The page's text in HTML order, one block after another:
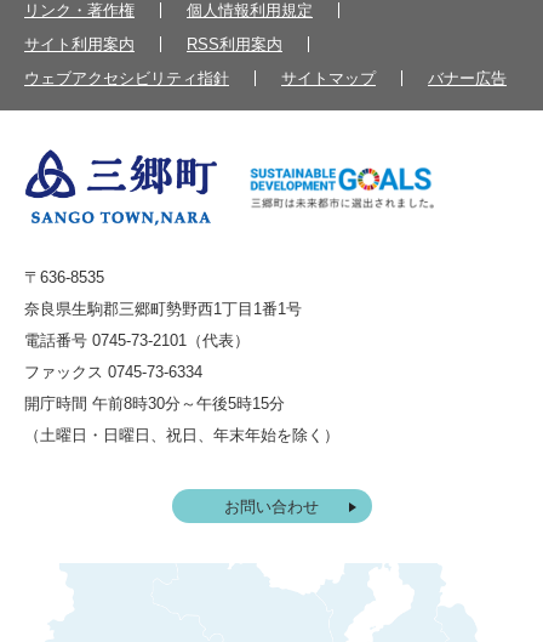
リンク・著作権
個人情報利用規定
サイト利用案内
RSS利用案内
ウェブアクセシビリティ指針
サイトマップ バナー広告
〒636-8535
奈良県生駒郡三郷町勢野西1丁目1番1号
電話番号 0745-73-2101（代表）
ファックス 0745-73-6334
開庁時間 午前8時30分～午後5時15分
（土曜日・日曜日、祝日、年末年始を除く）
お問い合わせ